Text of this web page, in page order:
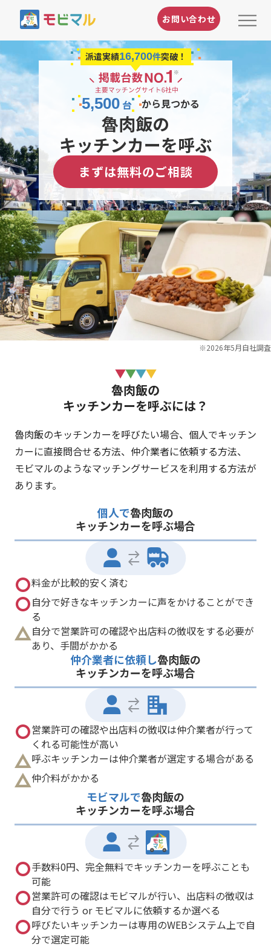
お問い合わせ
派遣実績16,700件突破！
5,500 台 から見つかる
魯肉飯の
キッチンカーを呼ぶ
まずは無料のご相談
※2026年5月自社調査
魯肉飯の
キッチンカーを呼ぶには？
魯肉飯のキッチンカーを呼びたい場合、個人でキッチン
カーに直接問合せる方法、仲介業者に依頼する方法、
モビマルのようなマッチングサービスを利用する方法が
あります。
個人で魯肉飯の
キッチンカーを呼ぶ場合
料金が比較的安く済む
自分で好きなキッチンカーに声をかけることができ
る
自分で営業許可の確認や出店料の徴収をする必要が
あり、手間がかかる
仲介業者に依頼し魯肉飯の
キッチンカーを呼ぶ場合
営業許可の確認や出店料の徴収は仲介業者が行って
くれる可能性が高い
呼ぶキッチンカーは仲介業者が選定する場合がある
仲介料がかかる
モビマルで魯肉飯の
キッチンカーを呼ぶ場合
手数料0円、完全無料でキッチンカーを呼ぶことも
可能
営業許可の確認はモビマルが行い、出店料の徴収は
自分で行う or モビマルに依頼するか選べる
呼びたいキッチンカーは専用のWEBシステム上で自
分で選定可能